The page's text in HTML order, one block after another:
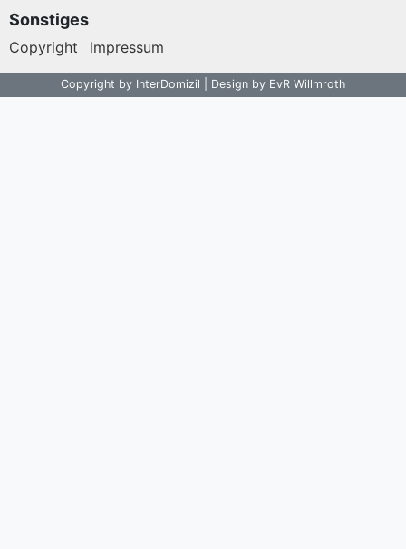
Sonstiges
Copyright Impressum
Copyright by InterDomizil | Design by EvR Willmroth